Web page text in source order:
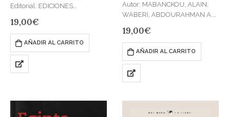
Editorial: EDICIONES
Publicado en: 2024
ISBN: 978-84-19160-63-8
Historia de Madagascar nos
presenta un relato accesible
que integra los resultados de
19,00€
AÑADIR AL CARRITO
Autor: MABANCKOU, ALAIN;
WABERI, ABDOURAHMAN A.
ORIENTE Y DEL
MEDITERRÁNEO
Publicado en: 2025
ISBN: 979-13-990404-1-8
África y su amplia diáspora han
19,00€
AÑADIR AL CARRITO